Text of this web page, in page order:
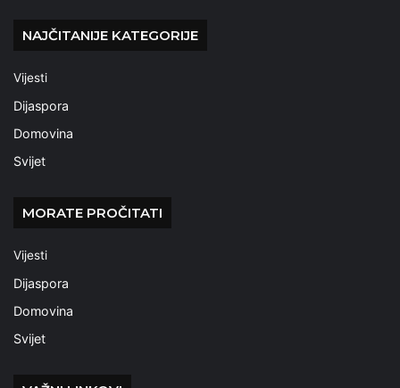
NAJČITANIJE KATEGORIJE
Vijesti
Dijaspora
Domovina
Svijet
MORATE PROČITATI
Vijesti
Dijaspora
Domovina
Svijet